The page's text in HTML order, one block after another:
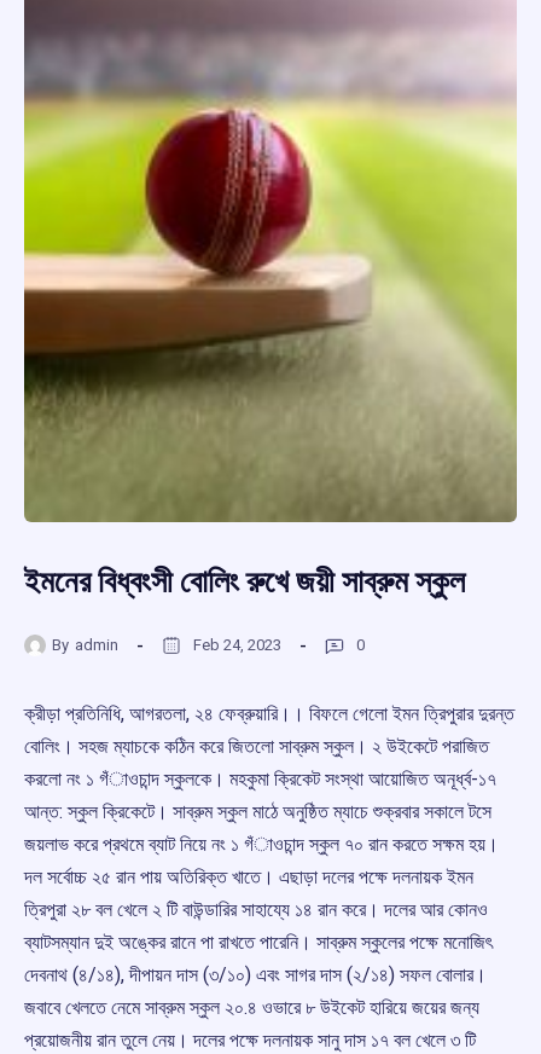
ইমনের বিধ্বংসী বোলিং রুখে জয়ী সাব্রুম স্কুল
By admin Feb 24, 2023 0
ক্রীড়া প্রতিনিধি, আগরতলা, ২৪ ফেব্রুয়ারি।। বিফলে গেলো ইমন ত্রিপুরার দুরন্ত
বোলিং। সহজ ম্যাচকে কঠিন করে জিতলো সাব্রুম স্কুল। ২ উইকেটে পরাজিত
করলো নং ১ গঁাওচান্দ স্কুলকে। মহকুমা ক্রিকেট সংস্থা আয়োজিত অনূর্ধ্ব-‌১৭
আন্ত:‌ স্কুল ক্রিকেটে। সাব্রুম স্কুল মাঠে অনুষ্ঠিত ম্যাচে শুক্রবার সকালে টসে
জয়লাভ করে প্রথমে ব্যাট নিয়ে নং ১ গঁাওচান্দ স্কুল ৭০ রান করতে সক্ষম হয়।
দল সর্বোচ্চ ২৫ রান পায় অতিরিক্ত খাতে। এছাড়া দলের পক্ষে দলনায়ক ইমন
ত্রিপুরা ২৮ বল খেলে ২ টি বাউন্ডারির সাহায্যে ১৪ রান করে। দলের আর কোনও
ব্যাটসম্যান দুই অঙ্কের রানে পা রাখতে পারেনি। সাব্রুম স্কুলের পক্ষে মনোজিৎ
দেবনাথ (‌৪/‌১৪), দীপায়ন দাস (‌৩/‌১০) এবং সাগর দাস (‌২/‌১৪) সফল বোলার।
জবাবে খেলতে নেমে সাব্রুম স্কুল ২০.‌৪ ওভারে ৮ উইকেট হারিয়ে জয়ের জন্য
প্রয়োজনীয় রান তুলে নেয়। দলের পক্ষে দলনায়ক সানু দাস ১৭ বল খেলে ৩ টি